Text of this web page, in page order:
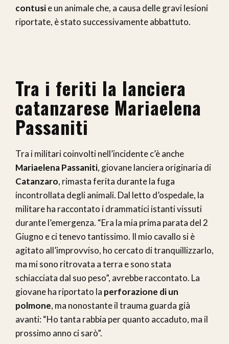
contusie un animale che, a causa delle gravi lesioni
riportate, è stato successivamente abbattuto.
Tra i feriti la lanciera
catanzarese Mariaelena
Passaniti
Tra i militari coinvolti nell’incidente c’è anche
Mariaelena Passaniti, giovane lanciera originaria di
Catanzaro, rimasta ferita durante la fuga
incontrollata degli animali. Dal letto d’ospedale, la
militare ha raccontato i drammatici istanti vissuti
durante l’emergenza. “Era la mia prima parata del 2
Giugno e ci tenevo tantissimo. Il mio cavallo si è
agitato all’improvviso, ho cercato di tranquillizzarlo,
ma mi sono ritrovata a terra e sono stata
schiacciata dal suo peso”, avrebbe raccontato. La
giovane ha riportato la perforazione di un
polmone, ma nonostante il trauma guarda già
avanti: “Ho tanta rabbia per quanto accaduto, ma il
prossimo anno ci sarò”.